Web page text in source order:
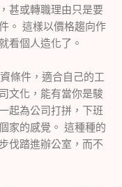
甚或轉職理由只是要
。 這樣以價格趨向作
看個人造化了。
件，適合自己的工
文化，能有當你是駿
起為公司打拼，下班
家的感覺。 這種種的
伐踏進辦公室，而不